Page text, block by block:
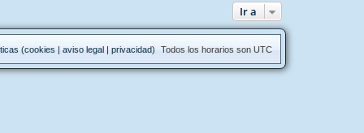
Ir a
Todos los horarios son UTC
(cookies | aviso legal | privacidad)